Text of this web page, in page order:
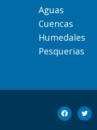
Aguas
Cuencas
Humedales
Pesquerias
facebook
twitter